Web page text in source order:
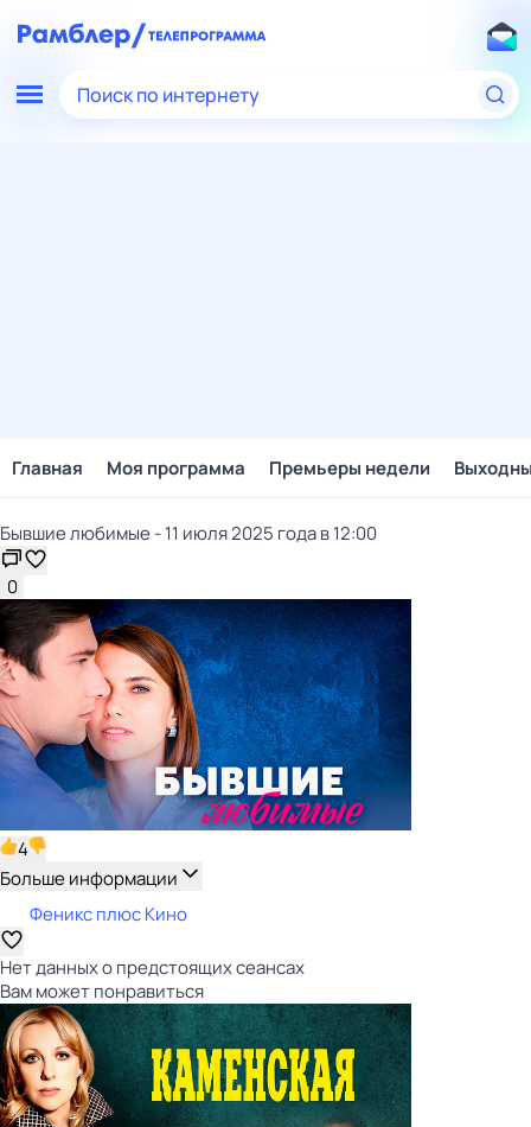
Поиск по интернету
Главная Моя программа Премьеры недели
Бывшие любимые - 11 июля 2025 года в 12:00
0
4
Больше информации
Феникс плюс Кино
Нет данных о предстоящих сеансах
Вам может понравиться